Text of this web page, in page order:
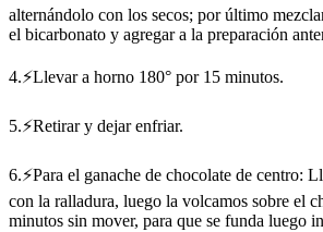
alternándolo con los secos; por último
el bicarbonato y agregar a la preparación
4.⚡Llevar a horno 180° por 15 minutos.
5.⚡Retirar y dejar enfriar.
6.⚡Para el ganache de chocolate de centro:
con la ralladura, luego la volcamos sobre el
minutos sin mover, para que se funda luego